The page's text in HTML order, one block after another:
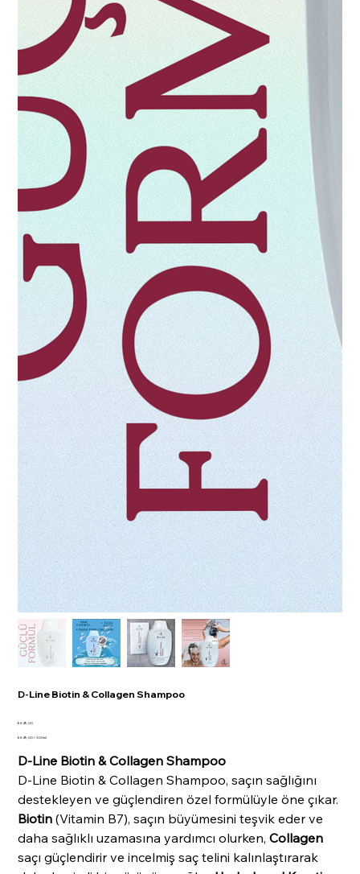
D-Line Biotin & Collagen Shampoo
Fiyat
₺549,00
300
başına
₺549,00
₺549,00 / 300ml
D-Line Biotin & Collagen Shampoo
D-Line Biotin & Collagen Shampoo, saçın sağlığını
destekleyen ve güçlendiren özel formülüyle öne çıkar.
Biotin (Vitamin B7), saçın büyümesini teşvik eder ve
daha sağlıklı uzamasına yardımcı olurken,Collagen
saçı güçlendirir ve incelmiş saç telini kalınlaştırarak